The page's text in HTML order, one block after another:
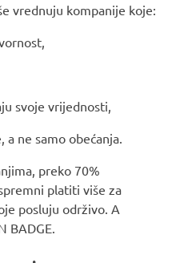
vrednuju kompanije koje:
svoje vrijednosti,
ne samo obećanja.
preko 70%
platiti više za
posluju održivo. A
BADGE.